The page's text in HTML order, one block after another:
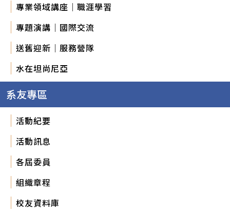
專業領域講座｜職涯學習
專題演講｜國際交流
送舊迎新｜服務營隊
水在坦尚尼亞
系友專區
活動紀要
活動訊息
各屆委員
組織章程
校友資料庫